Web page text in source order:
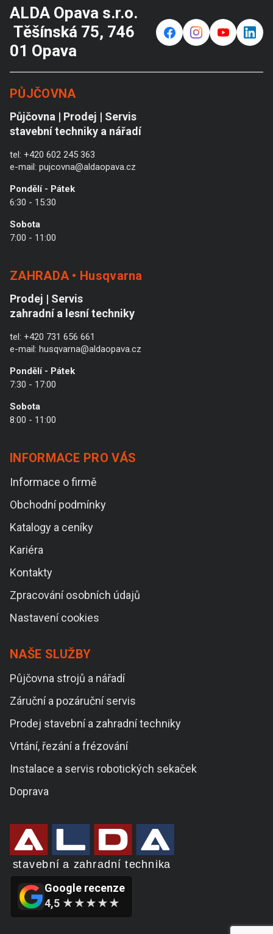
ALDA Opava s.r.o.
Těšínská 75, 746
01 Opava
f ⌁ y in
PŮJČOVNA
Půjčovna | Prodej | Servis
stavební techniky a nářadí
tel: +420 602 245 363
e-mail: pujcovna@aldaopava.cz
Pondělí - Pátek
6:30 - 15:30
Sobota
7:00 - 11:00
ZAHRADA • Husqvarna
Prodej | Servis
zahradní a lesní techniky
tel: +420 731 656 661
e-mail: husqvarna@aldaopava.cz
Pondělí - Pátek
7:30 - 17:00
Sobota
8:00 - 11:00
INFORMACE PRO VÁS
Informace o firmě
Obchodní podmínky
Katalogy a ceníky
Kariéra
Kontakty
Zpracování osobních údajů
Nastavení cookies
NAŠE SLUŽBY
Půjčovna strojů a nářadí
Záruční a pozáruční servis
Prodej stavební a zahradní techniky
Vrtání, řezání a frézování
Instalace a servis robotických sekaček
Doprava
Google recenze
4,5 ★★★★★